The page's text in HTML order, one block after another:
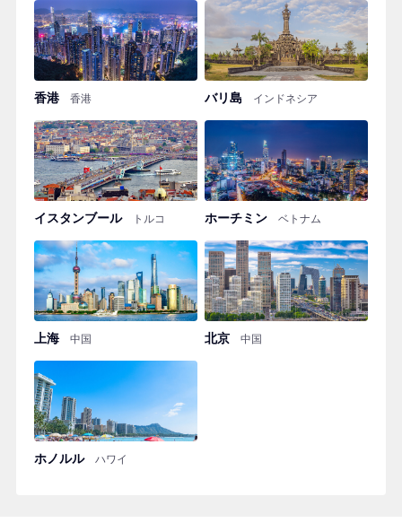
香港 香港 バリ島 インドネシア
イスタンブール トルコ ホーチミン ベトナム
上海 中国 北京 中国
ホノルル ハワイ